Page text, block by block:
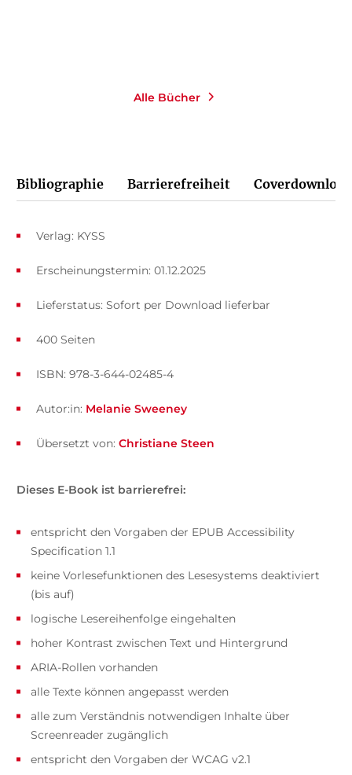
Alle Bücher
Bibliographie Barrierefreiheit Coverdownload
Verlag: KYSS
Übersetzt von: Christiane Steen
Erscheinungstermin: 01.12.2025
Lieferstatus: Sofort per Download lieferbar
ISBN: 978-3-644-02485-4
400 Seiten
Autor:in: Melanie Sweeney
Dieses E-Book ist barrierefrei:
entspricht den Vorgaben der EPUB Accessibility
Specification 1.1
keine Vorlesefunktionen des Lesesystems deaktiviert
(bis auf)
logische Lesereihenfolge eingehalten
hoher Kontrast zwischen Text und Hintergrund
ARIA-Rollen vorhanden
alle Texte können angepasst werden
alle zum Verständnis notwendigen Inhalte über
Screenreader zugänglich
entspricht den Vorgaben der WCAG v2.1